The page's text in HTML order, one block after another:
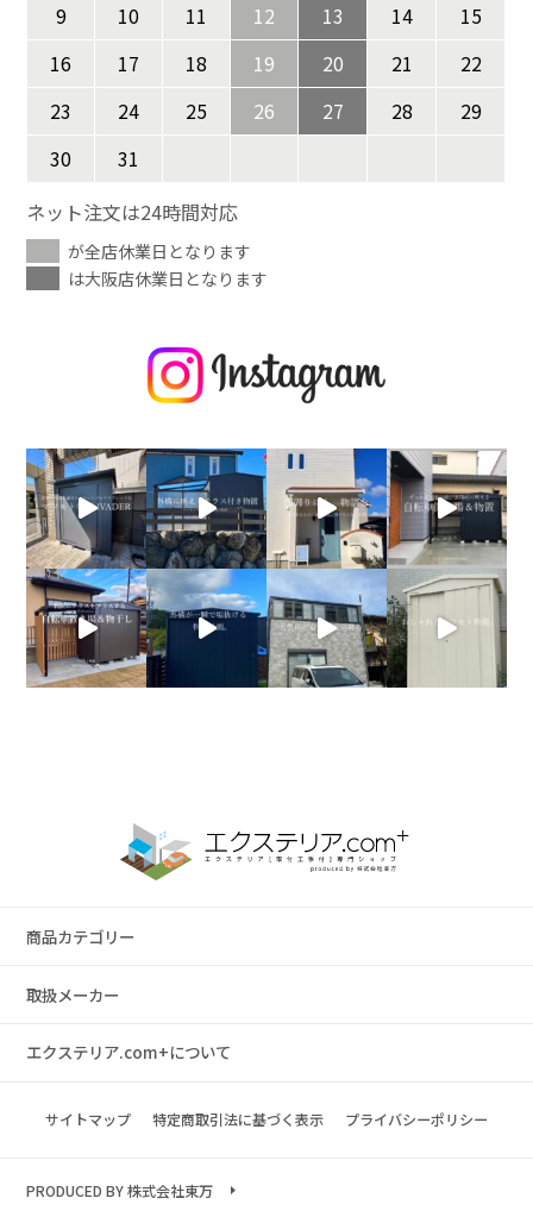
9
10 11 12 13 14
15
16
17 18 19 20 21
22
23
24 25 26 27 28
29
30
31
ネット注文は24時間対応
が全店休業日となります
は大阪店休業日となります
商品カテゴリー
取扱メーカー
エクステリア.com+について
サイトマップ 特定商取引法に基づく表示 プライバシーポリシー
PRODUCED BY 株式会社東万